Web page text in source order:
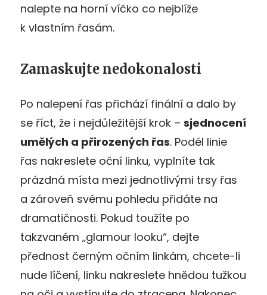
nalepte na horní víčko co nejblíže
k vlastním řasám.
Zamaskujte nedokonalosti
Po nalepení řas přichází finální a dalo by
se říct, že i nejdůležitější krok – sjednocení
umělých a přirozených řas. Podél linie
řas nakreslete oční linku, vyplníte tak
prázdná místa mezi jednotlivými trsy řas
a zároveň svému pohledu přidáte na
dramatičnosti. Pokud toužíte po
takzvaném „glamour looku“, dejte
přednost černým očním linkám, chcete-li
nude líčení, linku nakreslete hnědou tužkou